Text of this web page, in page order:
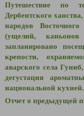
Путешествие по
Дербентского
народов
(ущелий,
запланировано
крепости,
аварского села
дегустация
национальной
Отчет о предыдущей